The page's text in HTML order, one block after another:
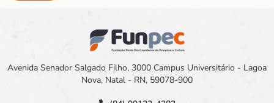
Avenida Senador Salgado Filho, 3000 Campus Universitário - Lagoa
Nova, Natal - RN, 59078-900